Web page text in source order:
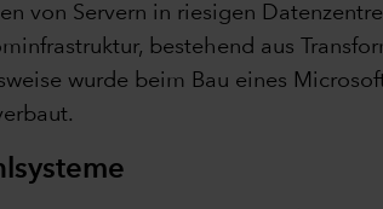
von Servern in riesigen
bestehend aus
wurde beim Bau eines